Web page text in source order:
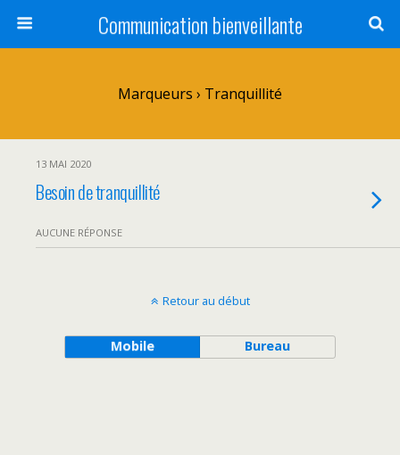
Communication bienveillante
Marqueurs › Tranquillité
13 MAI 2020
Besoin de tranquillité
AUCUNE RÉPONSE
Retour au début
Mobile Bureau